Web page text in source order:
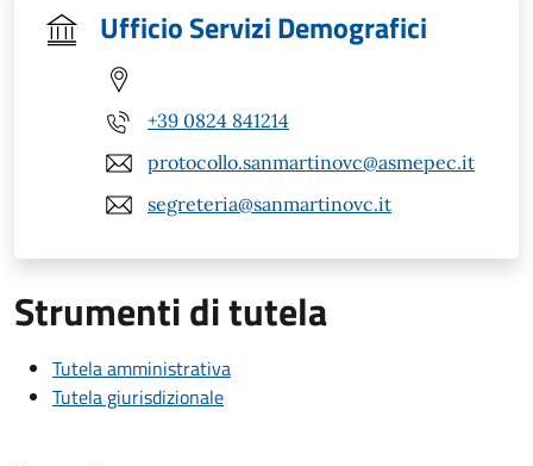
Ufficio Servizi Demografici
+39 0824 841214
protocollo.sanmartinovc@asmepec.it
segreteria@sanmartinovc.it
Strumenti di tutela
Tutela amministrativa
Tutela giurisdizionale